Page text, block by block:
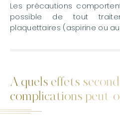
Les précautions
possible de tout
plaquettaires (aspirine ou
A quels effets
complications peut-